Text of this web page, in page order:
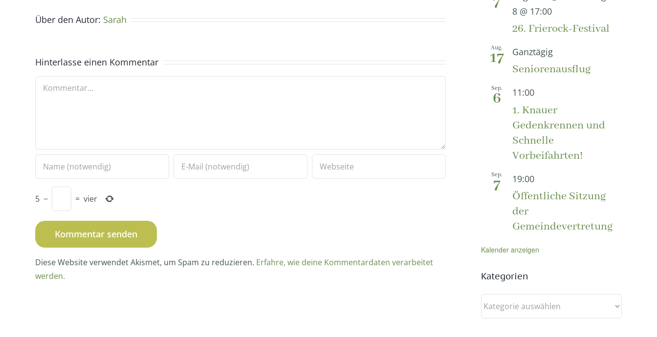
Über den Autor: Sarah
Hinterlasse einen Kommentar
Kommentar
5 − = vier
Diese Website verwendet Akismet, um Spam zu reduzieren. Erfahre, wie deine Kommentardaten verarbeitet
werden.
8 @ 17:00
26. Frierock-Festival
Aug.
17 Ganztägig
Seniorenausflug
Sep.
6 11:00
1. Knauer
Gedenkrennen und
Schnelle
Vorbeifahrten!
Sep.
7 19:00
Öffentliche Sitzung
der
Gemeindevertretung
Kalender anzeigen
Kategorien
Kategorien